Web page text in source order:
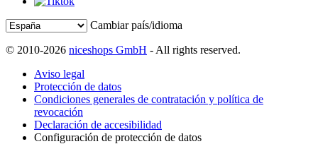
Cambiar país/idioma
© 2010-2026 niceshops GmbH - All rights reserved.
Aviso legal
Protección de datos
Condiciones generales de contratación y política de
revocación
Declaración de accesibilidad
Configuración de protección de datos